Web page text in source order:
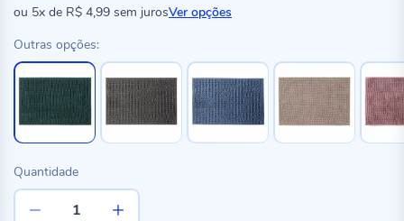
ou 5x de R$ 4,99 sem jurosVer opções
Outras opções:
Quantidade